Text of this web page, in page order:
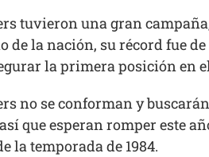
tuvieron una gran
de la nación, su récord fue
la primera posición en
no se conforman y
que esperan romper este
la temporada de 1984.